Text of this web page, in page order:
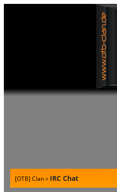
[OTB] Clan» IRC Chat